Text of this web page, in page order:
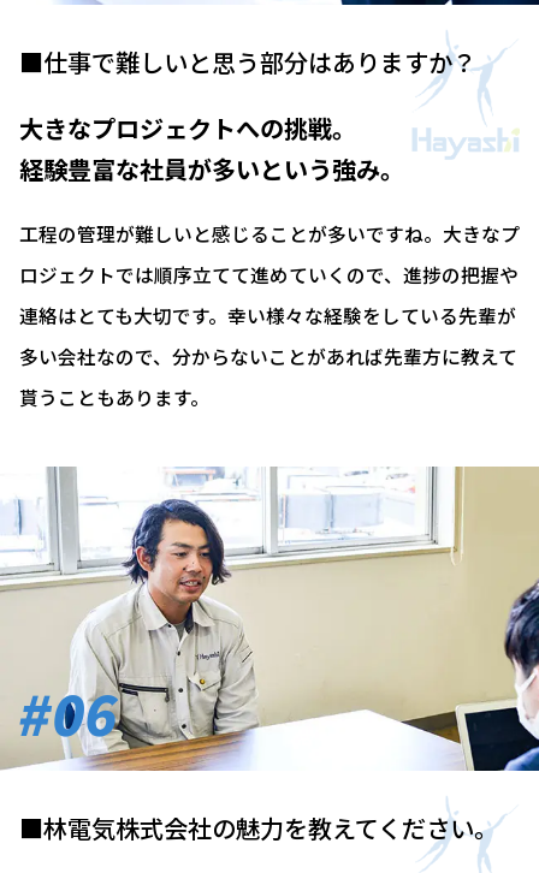
■仕事で難しいと思う部分はありますか？
大きなプロジェクトへの挑戦。
経験豊富な社員が多いという強み。
工程の管理が難しいと感じることが多いですね。大きなプ
ロジェクトでは順序立てて進めていくので、進捗の把握や
連絡はとても大切です。幸い様々な経験をしている先輩が
多い会社なので、分からないことがあれば先輩方に教えて
貰うこともあります。
#06
■林電気株式会社の魅力を教えてください。